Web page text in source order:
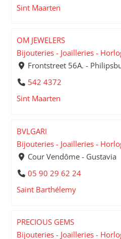
Sint Maarten
OM JEWELERS
Bijouteries - Joailleries -
Frontstreet 56A. -
542 4372
Sint Maarten
BVLGARI
Bijouteries - Joailleries -
Cour Vendôme - Gustavia
05 90 29 62 24
Saint Barthélemy
PRECIOUS GEMS
Bijouteries - Joailleries -